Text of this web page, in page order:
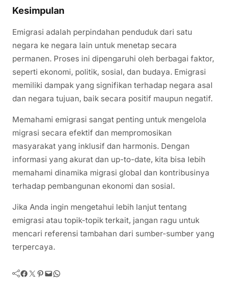
Kesimpulan
Emigrasi adalah perpindahan penduduk dari satu
negara ke negara lain untuk menetap secara
permanen. Proses ini dipengaruhi oleh berbagai faktor,
seperti ekonomi, politik, sosial, dan budaya. Emigrasi
memiliki dampak yang signifikan terhadap negara asal
dan negara tujuan, baik secara positif maupun negatif.
Memahami emigrasi sangat penting untuk mengelola
migrasi secara efektif dan mempromosikan
masyarakat yang inklusif dan harmonis. Dengan
informasi yang akurat dan up-to-date, kita bisa lebih
memahami dinamika migrasi global dan kontribusinya
terhadap pembangunan ekonomi dan sosial.
Jika Anda ingin mengetahui lebih lanjut tentang
emigrasi atau topik-topik terkait, jangan ragu untuk
mencari referensi tambahan dari sumber-sumber yang
terpercaya.
Facebook Twitter Pinterest Mail WhatsApp